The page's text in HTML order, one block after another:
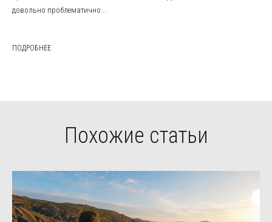
довольно проблематично...
ПОДРОБНЕЕ
Похожие статьи